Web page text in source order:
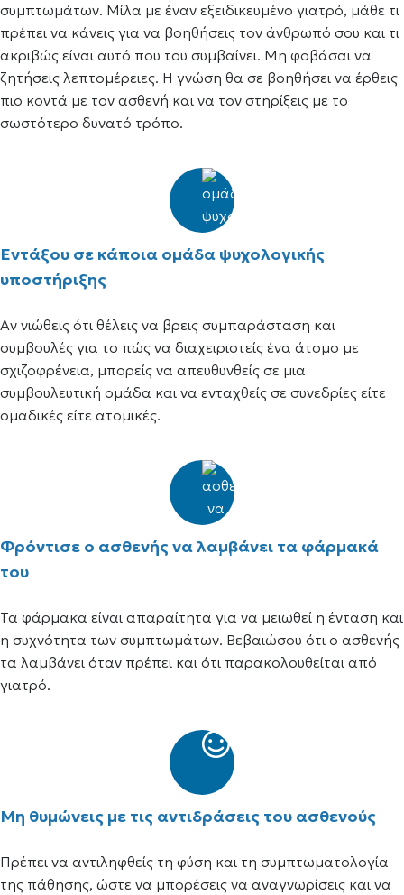
συμπτωμάτων. Μίλα με έναν εξειδικευμένο γιατρό, μάθε τι
πρέπει να κάνεις για να βοηθήσεις τον άνθρωπό σου και τι
ακριβώς είναι αυτό που του συμβαίνει. Μη φοβάσαι να
ζητήσεις λεπτομέρειες. Η γνώση θα σε βοηθήσει να έρθεις
πιο κοντά με τον ασθενή και να τον στηρίξεις με το
σωστότερο δυνατό τρόπο.
Εντάξου σε κάποια ομάδα ψυχολογικής
υποστήριξης
Αν νιώθεις ότι θέλεις να βρεις συμπαράσταση και
συμβουλές για το πώς να διαχειριστείς ένα άτομο με
σχιζοφρένεια, μπορείς να απευθυνθείς σε μια
συμβουλευτική ομάδα και να ενταχθείς σε συνεδρίες είτε
ομαδικές είτε ατομικές.
Φρόντισε ο ασθενής να λαμβάνει τα φάρμακά
του
Τα φάρμακα είναι απαραίτητα για να μειωθεί η ένταση και
η συχνότητα των συμπτωμάτων. Βεβαιώσου ότι ο ασθενής
τα λαμβάνει όταν πρέπει και ότι παρακολουθείται από
γιατρό.
Μη θυμώνεις με τις αντιδράσεις του ασθενούς
Πρέπει να αντιληφθείς τη φύση και τη συμπτωματολογία
της πάθησης, ώστε να μπορέσεις να αναγνωρίσεις και να